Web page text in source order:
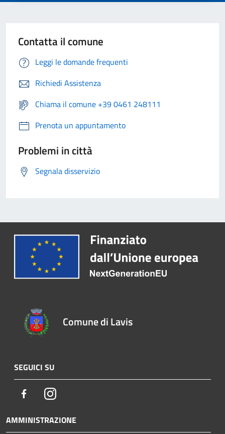
Contatta il comune
Leggi le domande frequenti
Richiedi Assistenza
Chiama il comune +39 0461 248111
Prenota un appuntamento
Problemi in città
Segnala disservizio
Comune di Lavis
SEGUICI SU
FacebookInstagram
AMMINISTRAZIONE